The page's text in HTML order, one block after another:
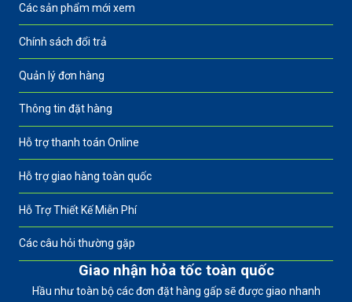
Các sản phẩm mới xem
Chính sách đổi trả
Quản lý đơn hàng
Thông tin đặt hàng
Hỗ trợ thanh toán Online
Hỗ trợ giao hàng toàn quốc
Hỗ Trợ Thiết Kế Miễn Phí
Các câu hỏi thường gặp
Giao nhận hỏa tốc toàn quốc
Hầu như toàn bộ các đơn đặt hàng gấp sẽ được giao nhanh